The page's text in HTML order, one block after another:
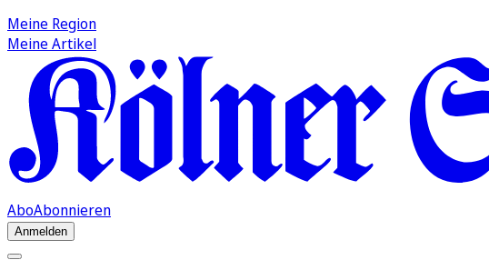
Meine Region
Meine Artikel
AboAbonnieren
Anmelden